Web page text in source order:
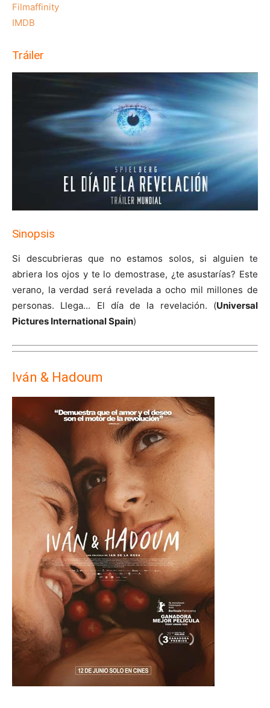
Filmaffinity
IMDB
Tráiler
Sinopsis
Si descubrieras que no estamos solos, si alguien te
abriera los ojos y te lo demostrase, ¿te asustarías? Este
verano, la verdad será revelada a ocho mil millones de
personas. Llega... El día de la revelación. (Universal
Pictures International Spain)
Iván & Hadoum